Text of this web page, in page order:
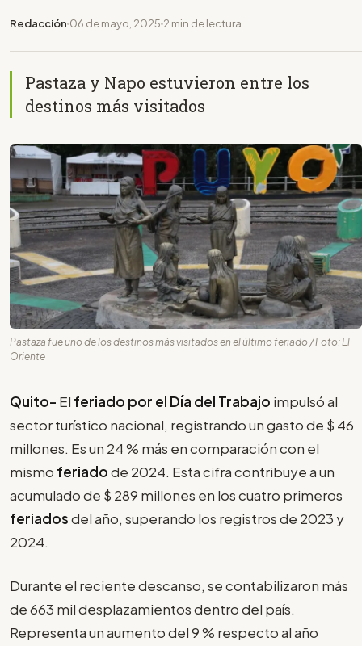
Redacción 06 de mayo, 2025 2 min de lectura
Pastaza y Napo estuvieron entre los
destinos más visitados
Pastaza fue uno de los destinos más visitados en el último feriado / Foto: El
Oriente
Quito- El feriado por el Día del Trabajo impulsó al
sector turístico nacional, registrando un gasto de $ 46
millones. Es un 24 % más en comparación con el
mismo feriadode 2024. Esta cifra contribuye a un
acumulado de $ 289 millones en los cuatro primeros
feriadosdel año, superando los registros de 2023 y
2024.
Durante el reciente descanso, se contabilizaron más
de 663 mil desplazamientos dentro del país.
Representa un aumento del 9 % respecto al año